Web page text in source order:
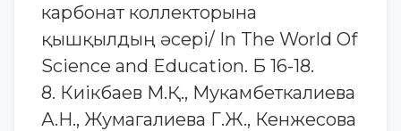
карбонат коллекторына
қышқылдың әсері/ In The World Of
Science and Education. Б 16-18.
8. Киікбаев М.Қ., Мукамбеткалиева
А.Н., Жумагалиева Г.Ж., Кенжесова